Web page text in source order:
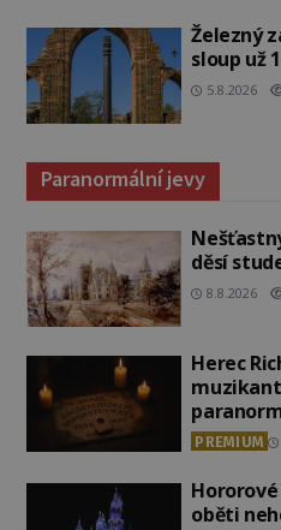
Železný
sloup už
5.8.2026
Paranormální jevy
děsí
8.8.2026
Herec
muzikant
PREMIUM
oběti